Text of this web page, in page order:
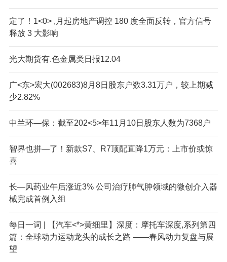
定了！1<0> ,月起房地产调控 180 度全面反转，官方信号
释放 3 大影响
光大期货有.色金属类日报12.04
广<东>宏大(002683)8月8日股东户数3.31万户，较上期减
少2.82%
中兰环—保：截至202<5>年11月10日股东人数为7368户
智界也拼—了！新款S7、R7顶配直降1万元：上市价或惊
喜
长—风药业午后涨近3% 公司治疗肺气肿领域的微创介入器
械完成首例入组
每日一词 | 【汽车<*>黄细里】深度：摩托车深度,系列第四
篇：全球动力运动龙头的成长之路 ——春风动力复盘与展
望